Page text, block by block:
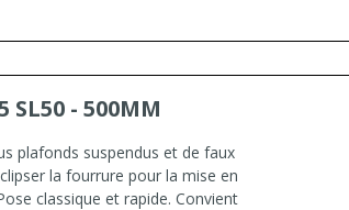
SL50 - 500MM
plafonds suspendus et de faux
la fourrure pour la mise en
classique et rapide. Convient